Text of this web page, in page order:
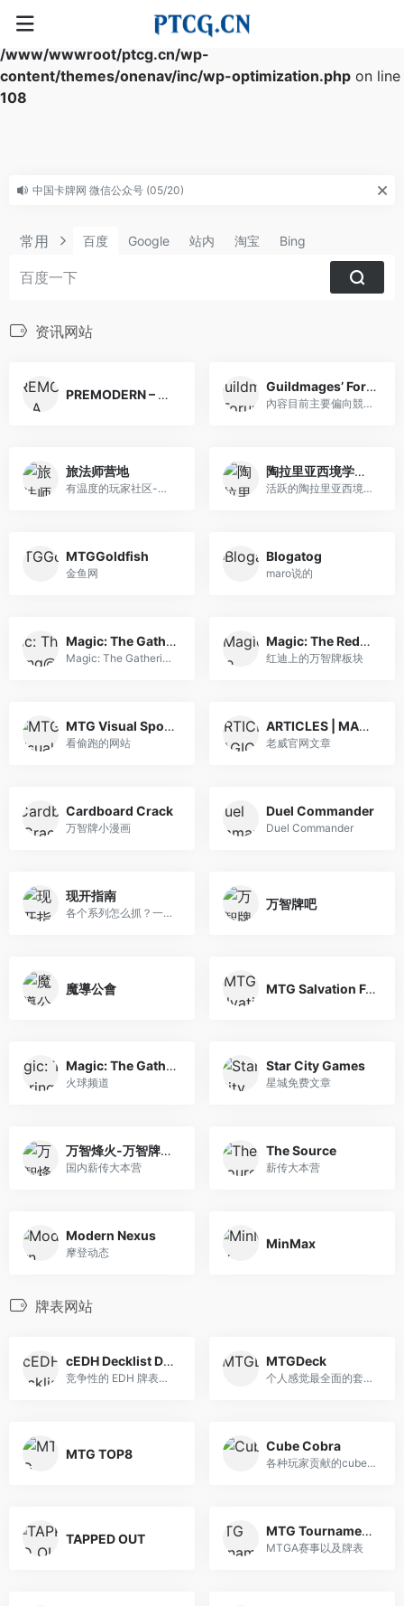
Warning
: Array to string conversion in
/www/wwwroot/ptcg.cn/wp-
content/themes/onenav/inc/wp-optimization.php on line
108
Pay1Life&FOW QQ群 (10/10)
常用 百度 Google 站内 淘宝 Bing
资讯网站
PREMODERN – A community-created old school format.
Guildmages’ Forum 魔風集會所
內容目前主要偏向競技型賽制...
旅法师营地
有温度的玩家社区-旅法师营地
陶拉里亚西境学院 NGA玩家社区
活跃的陶拉里亚西境学院主题论坛,资讯/攻略/即时交流
MTGGoldfish
金鱼网
Blogatog
maro说的
Magic: The Gathering@Twitter
Magic: The Gathering@Twitter
Magic: The Redditing
红迪上的万智牌板块
MTG Visual Spoilers
看偷跑的网站
ARTICLES | MAGIC: THE GATHERING
老威官网文章
Cardboard Crack
万智牌小漫画
Duel Commander
Duel Commander
现开指南
各个系列怎么抓？一句话攻略。
万智牌吧
魔導公會 MTG Salvation Forums
Magic: The Gathering – ChannelFireball
火球频道
Star City Games
星城免费文章
万智烽火-万智牌薪传
国内薪传大本营
The Source
薪传大本营
Modern Nexus
摩登动态
MinMax
牌表网站
cEDH Decklist Database
竞争性的 EDH 牌表网站
MTGDeck
个人感觉最全面的套牌网站
MTG TOP8
Cube Cobra
各种玩家贡献的cube排表。
TAPPED OUT
MTG Tournaments | Melee.gg
MTGA赛事以及牌表